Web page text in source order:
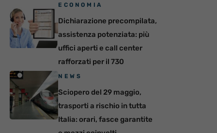
ECONOMIA
Dichiarazione precompilata,
assistenza potenziata: più
uffici aperti e call center
rafforzati per il 730
NEWS
Sciopero del 29 maggio,
trasporti a rischio in tutta
Italia: orari, fasce garantite